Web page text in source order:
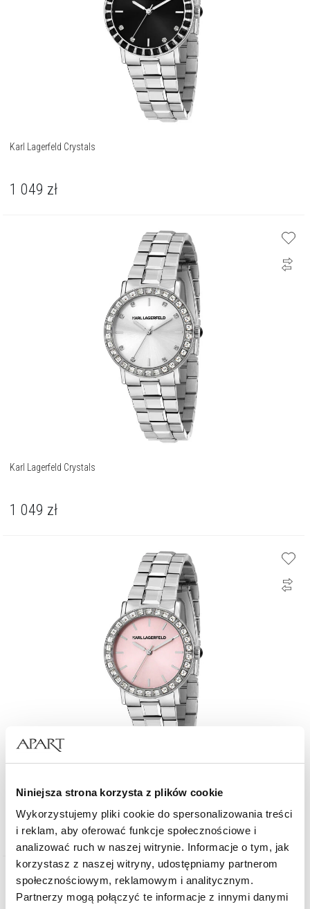
Niniejsza strona korzysta z plików cookie
Wykorzystujemy pliki cookie do spersonalizowania treści
i reklam, aby oferować funkcje społecznościowe i
analizować ruch w naszej witrynie. Informacje o tym, jak
korzystasz z naszej witryny, udostępniamy partnerom
społecznościowym, reklamowym i analitycznym.
Partnerzy mogą połączyć te informacje z innymi danymi
Karl Lagerfeld Crystals
1 049 zł
Karl Lagerfeld Crystals
1 049 zł
Karl Lagerfeld Crystals
1 049 zł